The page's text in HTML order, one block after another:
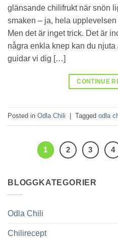
glänsande chilifrukt när snön
smaken – ja, hela
Men det är inget trick. Det är
några enkla knep kan du
guidar vi dig […]
CONTINUE
Posted in Odla Chili Tagged odla
1 2 3 4
BLOGGKATEGORIER
Odla Chili
Chilirecept